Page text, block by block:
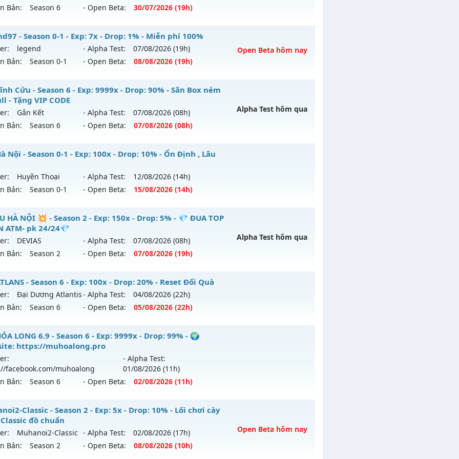
loại: Mu Nguyên bản Webzen
Anti Vip bắt hack tuyệt đối
Bản:
Season 6 - Open Beta: 30/07/2026 (19h)
LONG 6.9 - 🌍 Website: https://muhoalong.pro
ra tháng 07 2026 - Mở máy chủ https://facebook.com/muhoalong vào 19h
07/2626
Non Reset
Mu Nguyên bản Webzen
- Season 0-1 - Exp: 7x - Drop: 1% - Miễn phí 100%
legend - Alpha Test: 07/08/2026 (19h)
Bản:
Season 0-1 - Open Beta: 08/08/2026 (19h)
Open Beta hôm nay
- Miễn phí 100%
mới ra tháng 08 2026 - Mở máy chủlegend vào 19h ngày 08/08/2626
7x - Drop: 1%
loại: Mu Nguyên bản Webzen
Bandicam Hack 100%
Cửu - Season 6 - Exp: 9999x - Drop: 90% - Săn Box ném
- Tặng VIP CODE
Gắn Kết - Alpha Test: 07/08/2026 (08h)
Bản:
Season 6 - Open Beta: 07/08/2026 (08h)
Alpha Test hôm qua
Vĩnh Cửu - Săn Box ném đồ Full - Tặng VIP CODE
mới ra tháng 08 2026 - Mở máy chủGắn Kếtvào 08h ngày 07/08/2626
9999x - Drop: 90%
loại: Mu Nguyên bản Webzen
ICMPROTECT ✅ 🔴 ✨ ⚡️
Nội - Season 0-1 - Exp: 100x - Drop: 10% - Ổn Định , Lâu
Huyền Thoại - Alpha Test: 12/08/2026 (14h)
Bản:
Season 0-1 - Open Beta: 15/08/2026 (14h)
Hà Nội - Ổn Định , Lâu Dài
mới ra tháng 08 2026 - Mở máy chủHuyền Thoại
vào 14h ngày 15/08/2626
100x - Drop: 10%
loại: Mu Nguyên bản Webzen
ICM
HÀ NỘI 💥 - Season 2 - Exp: 150x - Drop: 5% - 💎 ĐUA TOP
ATM- pk 24/24💎
DEVIAS - Alpha Test: 07/08/2026 (08h)
Bản:
Season 2 - Open Beta: 07/08/2026 (19h)
Alpha Test hôm qua
MU HÀ NỘI 💥 - 💎 ĐUA TOP NHẬN ATM- pk 24/24💎
mới ra tháng 08 2026 - Mở máy chủDEVIASvào 19h ngày 07/08/2626
reset: Reset In Game
loại: Mu Nguyên bản Webzen
BDCAM
- Season 6 - Exp: 100x - Drop: 20% - Reset Đổi Quà
Đại Dương Atlantis- Alpha Test: 04/08/2026 (22h)
Bản:
Season 6 - Open Beta: 05/08/2026 (22h)
ATLANS - Reset Đổi Quà
mới ra tháng 08 2026 - Mở máy chủ
Đại Dương Atlantis
2626
100x - Drop: 20%
loại: Mu Nguyên bản Webzen
Shark
LONG 6.9 - Season 6 - Exp: 9999x - Drop: 99% - 🌍
https://muhoalong.pro
facebook.com/muhoalong
- Alpha Test:
01/08/2026 (11h)
Bản:
Season 6 - Open Beta: 02/08/2026 (11h)
LONG 6.9 - 🌍 Website: https://muhoalong.pro
ra tháng 08 2026 - Mở máy chủ https://facebook.com/muhoalong vào 11h
02/08/2626
Classic - Season 2 - Exp: 5x - Drop: 10% - Lối chơi cày
đồ chuẩn
Muhanoi2-Classic - Alpha Test: 02/08/2026 (17h)
Bản:
Season 2 - Open Beta: 08/08/2026 (10h)
Open Beta hôm nay